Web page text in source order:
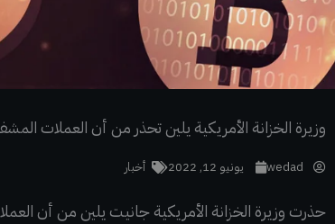
وزيرة الخزانة الأمريكية يلين تحذر من أن العملات
wedad يونيو 12, 2022 أخبار
حذرت وزيرة الخزانة الأمريكية جانيت يلين من أن